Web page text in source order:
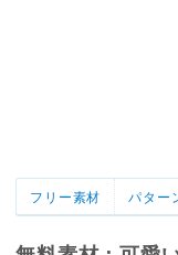
フリー素材 パター